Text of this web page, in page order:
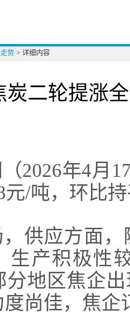
势 > 详细内容
炭二轮提涨
2026年4月
元/吨，环比
供应方面
生产积极性
分地区焦企
尚佳，焦企